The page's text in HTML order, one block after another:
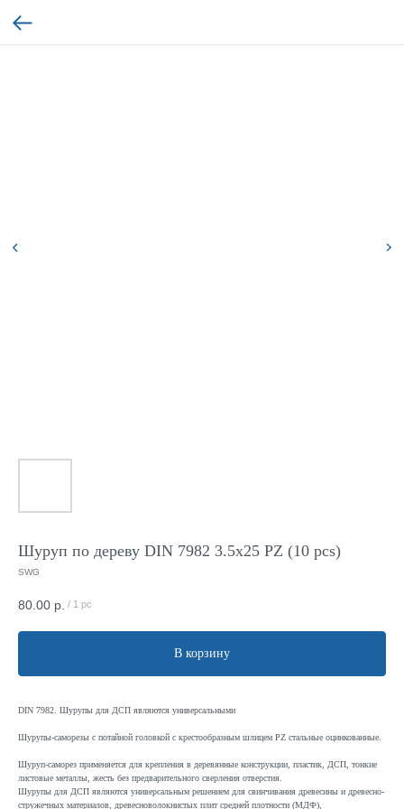
Шуруп по дереву DIN 7982 3.5x25 PZ (10 pcs)
SWG
80.00 р. / 1 pc
В корзину
DIN 7982. Шурупы для ДСП являются универсальными
Шурупы-саморезы с потайной головкой с крестообразным шлицем PZ стальные оцинкованные.
Шуруп-саморез применяется для крепления в деревянные конструкции, пластик, ДСП, тонкие
листовые металлы, жесть без предварительного сверления отверстия.
Шурупы для ДСП являются универсальным решением для свинчивания древесины и древесно-
стружечных материалов, древесноволокнистых плит средней плотности (МДФ),